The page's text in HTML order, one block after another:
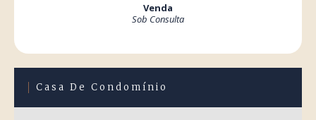
Venda
Sob Consulta
Casa De Condomínio